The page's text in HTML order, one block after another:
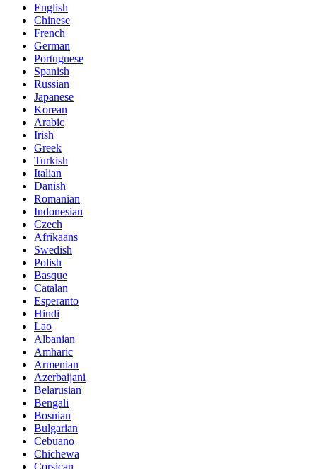
English
Chinese
French
German
Portuguese
Spanish
Russian
Japanese
Korean
Arabic
Irish
Greek
Turkish
Italian
Danish
Romanian
Indonesian
Czech
Afrikaans
Swedish
Polish
Basque
Catalan
Esperanto
Hindi
Lao
Albanian
Amharic
Armenian
Azerbaijani
Belarusian
Bengali
Bosnian
Bulgarian
Cebuano
Chichewa
Corsican